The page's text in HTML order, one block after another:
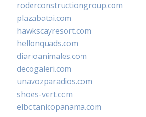
roderconstructiongroup.com
plazabatai.com
hawkscayresort.com
hellonquads.com
diarioanimales.com
decogaleri.com
unavozparadios.com
shoes-vert.com
elbotanicopanama.com